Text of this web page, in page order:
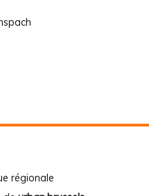
régionale